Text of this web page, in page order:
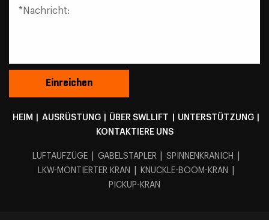
HEIM AUSRÜSTUNG ÜBER SWLLIFT UNTERSTÜTZUNG
KONTAKTIERE UNS
LUFTAUFZÜGE GABELSTAPLER SPINNENKRANICH
LKW-MONTIERTER KRAN KNUCKLE-BOOM-KRAN
PICKUP-KRAN